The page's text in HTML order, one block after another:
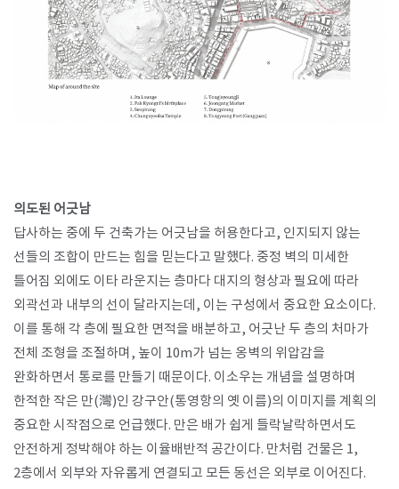
의도된 어긋남
답사하는 중에 두 건축가는 어긋남을 허용한다고, 인지되지 않는
선들의 조합이 만드는 힘을 믿는다고 말했다. 중정 벽의 미세한
틀어짐 외에도 이타 라운지는 층마다 대지의 형상과 필요에 따라
외곽선과 내부의 선이 달라지는데 , 이는 구성에서 중요한 요소이다.
이를 통해 각 층에 필요한 면적을 배분하고, 어긋난 두 층의 처마가
전체 조형을 조절하며 , 높이 10m가 넘는 옹벽의 위압감을
완화하면서 통로를 만들기 때문이다. 이소우는 개념을 설명하며
한적한 작은 만(灣)인 강구안(통영항의 옛 이름)의 이미지를 계획의
중요한 시작점으로 언급했다. 만은 배가 쉽게 들락날락하면서도
안전하게 정박해야 하는 이율배반적 공간이다. 만처럼 건물은 1,
2층에서 외부와 자유롭게 연결되고 모든 동선은 외부로 이어진다.